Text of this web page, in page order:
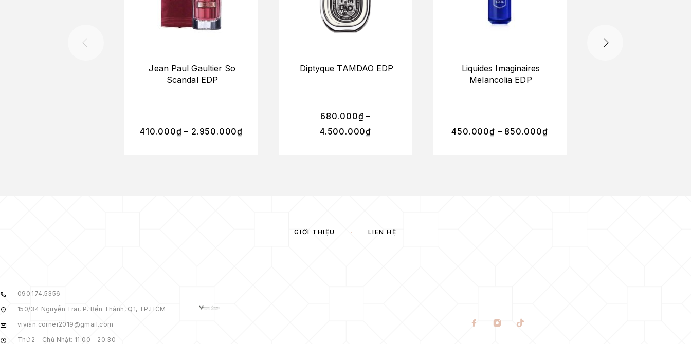
Jean Paul Gaultier So
Scandal EDP
410.000₫ – 2.950.000₫
Diptyque TAMDAO EDP
680.000₫ –
4.500.000₫
Liquides Imaginaires
Melancolia EDP
450.000₫ – 850.000₫
GIỚI THIỆU LIÊN HỆ
090.174.5356
150/34 Nguyễn Trãi, P. Bến Thành, Q1, TP.HCM
vivian.corner2019@gmail.com
Thứ 2 - Chủ Nhật: 11:00 - 20:30